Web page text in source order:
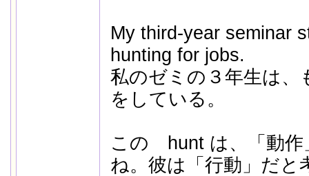
My third-year seminar
hunting for jobs.
私のゼミの３年生は、
をしている。
この hunt は、「動作
ね。彼は「行動」だと